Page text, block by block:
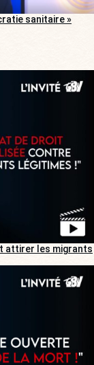
sanitaire »
attirer les migrants